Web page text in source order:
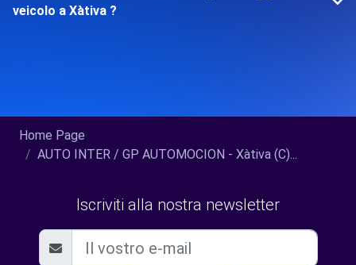
veicolo a Xàtiva ?
Home Page
AUTO INTER / GP AUTOMOCION - Xàtiva (C)...
Iscriviti alla nostra newsletter